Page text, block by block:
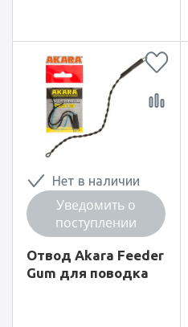
Нет в наличии
Уведомить о
поступлении
Отвод Akara Feeder
Gum для поводка